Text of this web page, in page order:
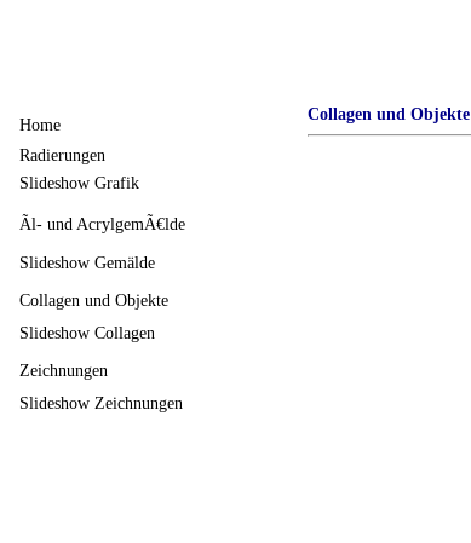
Collagen und Objekte
Home
Radierungen
Slideshow Grafik
Ãl- und AcrylgemÃ€lde
Slideshow Gemälde
Collagen und Objekte
Slideshow Collagen
Zeichnungen
Slideshow Zeichnungen